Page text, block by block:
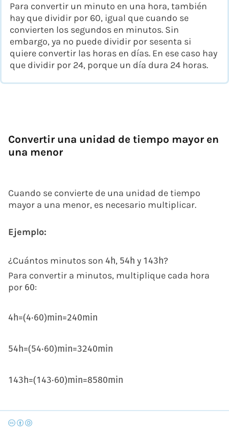
Para convertir un minuto en una hora, también
hay que dividir por 60, igual que cuando se
convierten los segundos en minutos. Sin
embargo, ya no puede dividir por sesenta si
quiere convertir las horas en días. En ese caso hay
que dividir por 24, porque un día dura 24 horas.
Convertir una unidad de tiempo mayor en
una menor
Cuando se convierte de una unidad de tiempo
mayor a una menor, es necesario multiplicar.
Ejemplo:
¿Cuántos minutos son 4 h, 54 h y 143 h?
Para convertir a minutos, multiplique cada hora
por 60:
4 h=(4⋅60)min=240min
54 h=(54⋅60)min=3240min
143 h=(143⋅60)min=8580min